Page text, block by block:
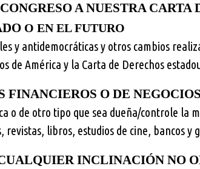
A NUESTRA CARTA
O EN EL FUTURO
y antidemocráticas y otros cambios
de América y la Carta de Derechos
O DE
o de otro tipo que sea dueña/controle la
libros, estudios de cine, bancos y
INCLINACIÓN NO